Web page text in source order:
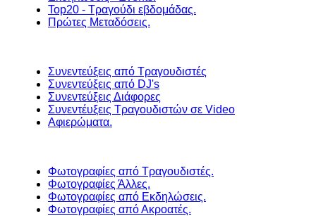
Top20 - Τραγούδι εβδομάδας.
Πρώτες Μεταδόσεις.
Συνεντεύξεις από Τραγουδιστές
Συνεντεύξεις από DJ's
Συνεντεύξεις Διάφορες
Συνεντέυξεις Τραγουδιστών σε Video
Αφιερώματα.
Φωτογραφίες από Τραγουδιστές.
Φωτογραφίες Άλλες.
Φωτογραφίες από Εκδηλώσεις.
Φωτογραφίες από Ακροατές.